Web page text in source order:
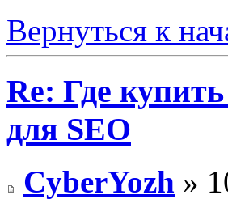
Вернуться к
Re: Где
для SEO
CyberYozh »